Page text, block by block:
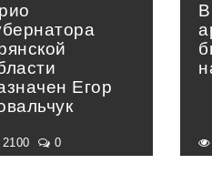
Егор
2100 0